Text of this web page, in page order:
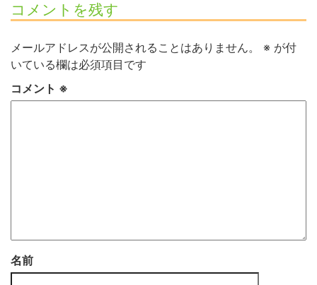
コメントを残す
メールアドレスが公開されることはありません。 ※ が付
いている欄は必須項目です
コメント ※
名前